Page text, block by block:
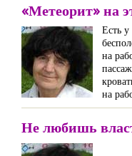
«Метеорит» на
Есть
на
на
Не любишь